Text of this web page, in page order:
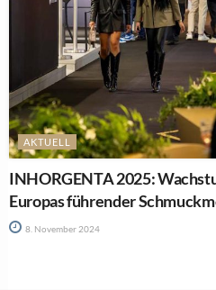
AKTUELL
INHORGENTA 2025:
Europas führender
8. November 2024